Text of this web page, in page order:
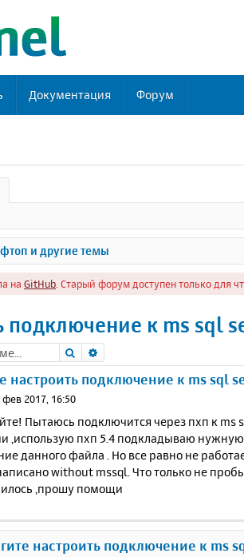
Документация Форум
и другие темы
на GitHub . Старый форум доступен только для
подключение к ms sql
Поиск
настроить подключение к ms sql
фев 2017, 16:50
Пытаюсь подключится через пхп к
,использую пхп 5.4 подкладываю
данного файла . Но все равно не
without mssql. Что только не
,прошу помощи
настроить подключение к ms